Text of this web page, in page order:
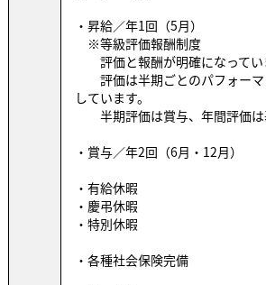
・昇給／年1回（5月）
※等級評価報酬制度
評価と報酬が明確になってい
評価は半期ごとのパフォーマ
しています。
半期評価は賞与、年間評価は
・賞与／年2回（6月・12月）
・有給休暇
・慶弔休暇
・特別休暇
・各種社会保険完備